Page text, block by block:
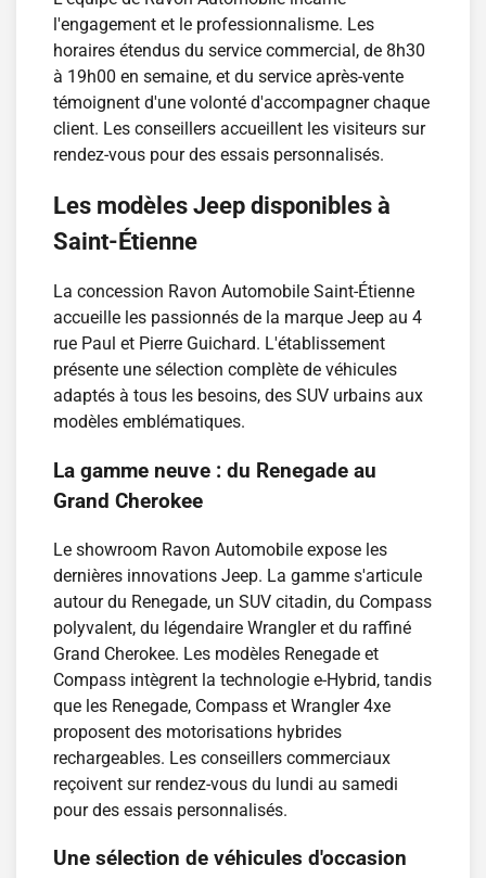
l'engagement et le professionnalisme. Les
horaires étendus du service commercial, de 8h30
à 19h00 en semaine, et du service après-vente
témoignent d'une volonté d'accompagner chaque
client. Les conseillers accueillent les visiteurs sur
rendez-vous pour des essais personnalisés.
Les modèles Jeep disponibles à
Saint-Étienne
La concession Ravon Automobile Saint-Étienne
accueille les passionnés de la marque Jeep au 4
rue Paul et Pierre Guichard. L'établissement
présente une sélection complète de véhicules
adaptés à tous les besoins, des SUV urbains aux
modèles emblématiques.
La gamme neuve : du Renegade au
Grand Cherokee
Le showroom Ravon Automobile expose les
dernières innovations Jeep. La gamme s'articule
autour du Renegade, un SUV citadin, du Compass
polyvalent, du légendaire Wrangler et du raffiné
Grand Cherokee. Les modèles Renegade et
Compass intègrent la technologie e-Hybrid, tandis
que les Renegade, Compass et Wrangler 4xe
proposent des motorisations hybrides
rechargeables. Les conseillers commerciaux
reçoivent sur rendez-vous du lundi au samedi
pour des essais personnalisés.
Une sélection de véhicules d'occasion